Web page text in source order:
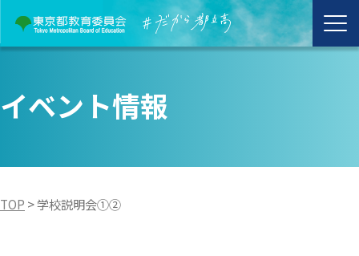
イベント情報
TOP >学校説明会①②